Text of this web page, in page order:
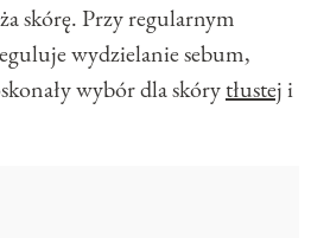
skórę. Przy regularnym
wydzielanie sebum,
wybór dla skórytłusteji